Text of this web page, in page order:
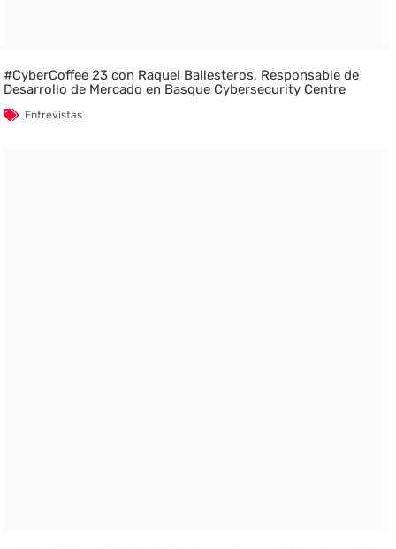
#CyberCoffee 23 con Raquel Ballesteros, Responsable de
Desarrollo de Mercado en Basque Cybersecurity Centre
Entrevistas